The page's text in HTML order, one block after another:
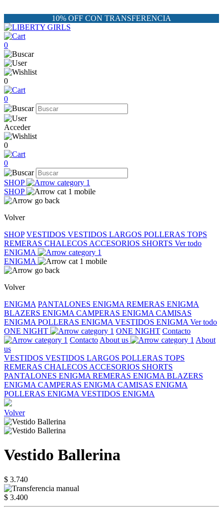
10% OFF CON TRANSFERENCIA
0
0
0
Acceder
0
0
SHOP
SHOP
Volver
SHOP VESTIDOS VESTIDOS LARGOS POLLERAS TOPS
REMERAS CHALECOS ACCESORIOS SHORTS Ver todo
ENIGMA
ENIGMA
Volver
ENIGMA PANTALONES ENIGMA REMERAS ENIGMA
BLAZERS ENIGMA CAMPERAS ENIGMA CAMISAS
ENIGMA POLLERAS ENIGMA VESTIDOS ENIGMA Ver todo
ONE NIGHT
ONE NIGHT Contacto
Contacto About us
About
us
VESTIDOS VESTIDOS LARGOS POLLERAS TOPS
REMERAS CHALECOS ACCESORIOS SHORTS
PANTALONES ENIGMA REMERAS ENIGMA BLAZERS
ENIGMA CAMPERAS ENIGMA CAMISAS ENIGMA
POLLERAS ENIGMA VESTIDOS ENIGMA
Volver
Vestido Ballerina
$ 3.740
$ 3.400